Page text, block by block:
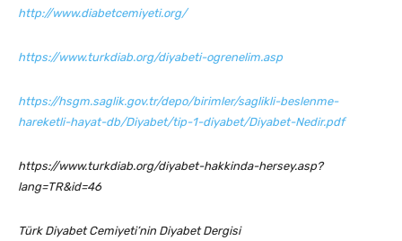
http://www.diabetcemiyeti.org/
https://www.turkdiab.org/diyabeti-ogrenelim.asp
https://hsgm.saglik.gov.tr/depo/birimler/saglikli-beslenme-
hareketli-hayat-db/Diyabet/tip-1-diyabet/Diyabet-Nedir.pdf
https://www.turkdiab.org/diyabet-hakkinda-hersey.asp?
lang=TR&id=46
Türk Diyabet Cemiyeti’nin Diyabet Dergisi